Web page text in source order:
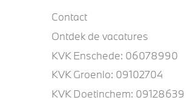
Contact
Ontdek de vacatures
KVK Enschede: 06078990
KVK Groenlo: 09102704
KVK Doetinchem: 09128639